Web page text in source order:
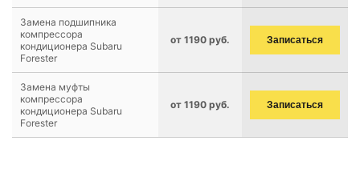
Замена подшипника
компрессора
кондиционера Subaru
Forester
от 1190 руб. Записаться
Замена муфты
компрессора
кондиционера Subaru
Forester
от 1190 руб. Записаться